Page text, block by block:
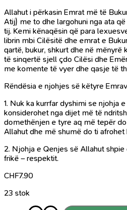
Allahut i përkasin Emrat më të
Atij) me to dhe largohuni nga ata
tij. Kemi kënaqësin që para
librin mbi Cilësitë dhe emrat e
qartë, bukur, shkurt dhe në mënyrë
të sinqertë sjell çdo Cilësi dhe
me komente të vyer dhe qasje të
Rëndësia e njohjes së këtyre
1. Nuk ka kurrfar dyshimi se njohja
konsiderohet nga dijet më të
domethënjen e tyre aq më tepër
Allahut dhe më shumë do ti afrohet
2. Njohja e Qenjes së Allahut
frikë – respektit.
CHF7.90
23 stok